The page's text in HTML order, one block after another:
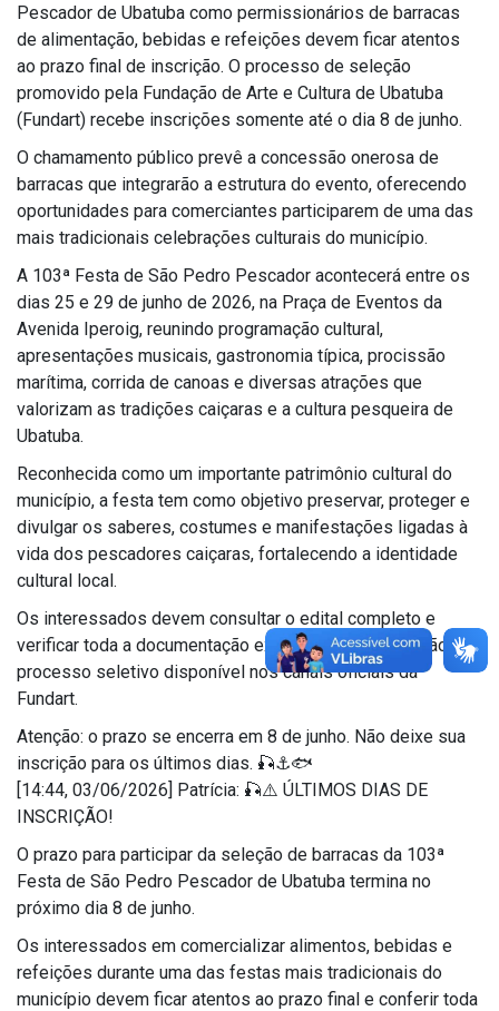
Pescador de Ubatuba como permissionários de barracas
de alimentação, bebidas e refeições devem ficar atentos
ao prazo final de inscrição. O processo de seleção
promovido pela Fundação de Arte e Cultura de Ubatuba
(Fundart) recebe inscrições somente até o dia 8 de junho.
O chamamento público prevê a concessão onerosa de
barracas que integrarão a estrutura do evento, oferecendo
oportunidades para comerciantes participarem de uma das
mais tradicionais celebrações culturais do município.
A 103ª Festa de São Pedro Pescador acontecerá entre os
dias 25 e 29 de junho de 2026, na Praça de Eventos da
Avenida Iperoig, reunindo programação cultural,
apresentações musicais, gastronomia típica, procissão
marítima, corrida de canoas e diversas atrações que
valorizam as tradições caiçaras e a cultura pesqueira de
Ubatuba.
Reconhecida como um importante patrimônio cultural do
município, a festa tem como objetivo preservar, proteger e
divulgar os saberes, costumes e manifestações ligadas à
vida dos pescadores caiçaras, fortalecendo a identidade
cultural local.
Os interessados devem consultar o edital completo e
verificar toda a documentação exigida para participação no
processo seletivo disponível nos canais oficiais da
Fundart.
Atenção: o prazo se encerra em 8 de junho. Não deixe sua
inscrição para os últimos dias. 🎣⚓🐟
[14:44, 03/06/2026] Patrícia: 🎣⚠️ ÚLTIMOS DIAS DE
INSCRIÇÃO!
O prazo para participar da seleção de barracas da 103ª
Festa de São Pedro Pescador de Ubatuba termina no
próximo dia 8 de junho.
Os interessados em comercializar alimentos, bebidas e
refeições durante uma das festas mais tradicionais do
município devem ficar atentos ao prazo final e conferir toda